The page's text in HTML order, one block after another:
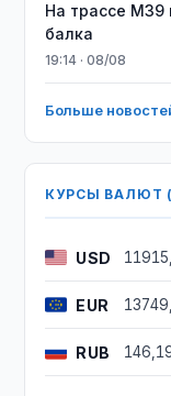
На трассе
балка
19:14 · 08/08
Больше
КУРСЫ ВАЛЮТ
USD
EUR
RUB